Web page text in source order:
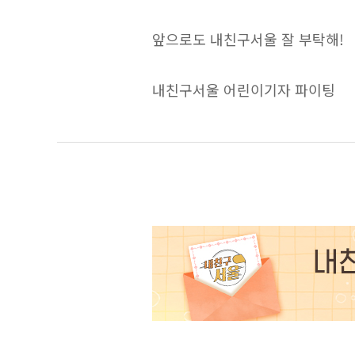
앞으로도 내친구서울 잘 부탁해!
내친구서울 어린이기자 파이팅